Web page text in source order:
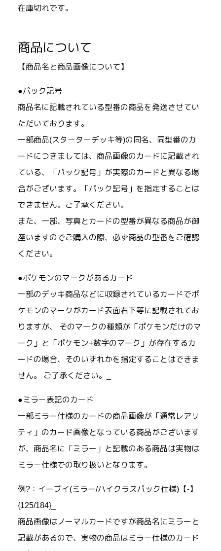
在庫切れです。
商品について
【商品名と商品画像について】
●パック記号
商品名に記載されている型番の商品を発送させてい
ただいております。
一部商品(スターターデッキ等)の同名、同型番のカ
ードにつきましては、商品画像のカードに記載され
ている、「パック記号」が実際のカードと異なる場
合がございます。「パック記号」を指定することは
できません。ご了承ください。
また、一部、写真とカードの型番が異なる商品が御
座いますのでご購入の際、必ず商品の型番をご確認
ください。
●ポケモンのマークがあるカード
一部のデッキ商品などに収録されているカードでポ
ケモンのマークがカード表面右下等に記載されてお
りますが、 そのマークの種類が「ポケモンだけのマ
ーク」と「ポケモン+数字のマーク」が存在するカ
ードの場合、そのいずれかを指定することはできま
せん。 ご了承ください。_
●ミラー表記のカード
一部ミラー仕様のカードの商品画像が「通常レアリ
ティ」のカード画像となっている商品がございます
が、商品名に「ミラー」と記載のある商品は実物は
ミラー仕様での取り扱いとなります。
例?：イーブイ(ミラー/ハイクラスパック仕様)【-】
{125/184}_
商品画像はノーマルカードですが商品名にミラーと
記載があるので、実物の商品はミラー仕様のカード